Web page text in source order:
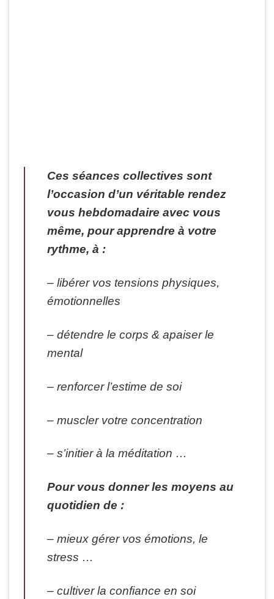
Ces séances collectives sont
l’occasion d’un véritable rendez
vous hebdomadaire avec vous
même, pour apprendre à votre
rythme, à :
– libérer vos tensions physiques,
émotionnelles
– détendre le corps & apaiser le
mental
– renforcer l’estime de soi
– muscler votre concentration
– s’initier à la méditation …
Pour vous donner les moyens au
quotidien de :
– mieux gérer vos émotions, le
stress …
– cultiver la confiance en soi